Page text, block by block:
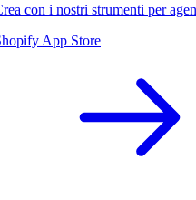
con i nostri strumenti per
App Store